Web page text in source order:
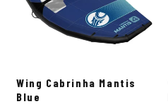
Wing Cabrinha Mantis
Blue